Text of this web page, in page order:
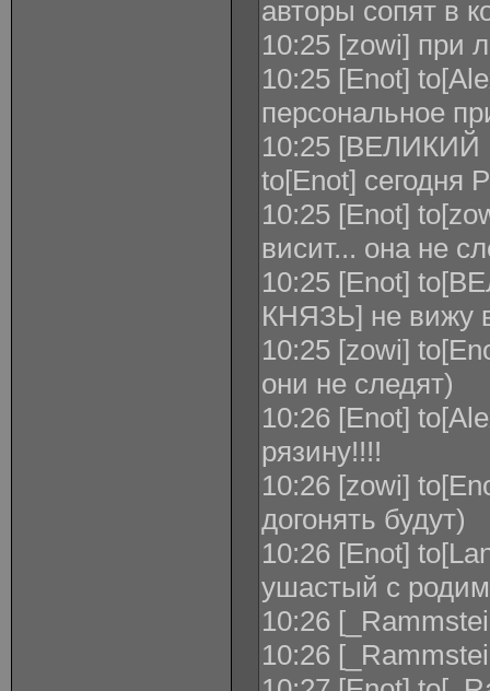
авторы сопят в
10:25 [zowi] при
10:25 [Enot]
персональное
10:25
to[Enot] сегодня
10:25 [Enot]
висит... она не
10:25 [Enot]
КНЯЗЬ] не вижу
10:25 [zowi]
они не следят)
10:26 [Enot]
рязину!!!!
10:26 [zowi]
догонять будут)
10:26 [Enot]
ушастый с
10:26
10:26